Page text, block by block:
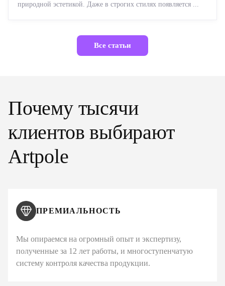
природной эстетикой. Даже в строгих стилях появляется ...
Все статьи
Почему тысячи
клиентов выбирают
Artpole
ПРЕМИАЛЬНОСТЬ
Мы опираемся на огромный опыт и экспертизу,
полученные за 12 лет работы, и многоступенчатую
систему контроля качества продукции.